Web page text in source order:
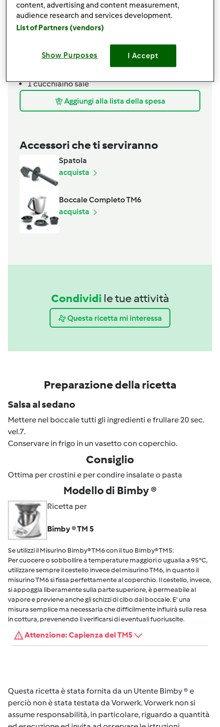
Salsa al sedano
50grammifoglie di sedano
grammisucco di limone
1cucchiainosale
Aggiungi alla lista della spesa
Accessori che ti serviranno
Spatola
acquista
Boccale Completo TM6
acquista
Condividi le tue attività
Questa ricetta mi interessa
Preparazione della ricetta
Salsa al sedano
Mettere nel boccale tutti gli ingredienti e frullare 20 sec.
vel.7.
Conservare in frigo in un vasetto con coperchio.
Consiglio
Ottima per crostini e per condire insalate o pasta
Modello di Bimby ®
Ricetta per
Bimby ® TM 5
Se utilizzi il Misurino Bimby® TM6 con il tuo Bimby® TM5:
Per cuocere o sobbollire a temperature maggiori o ugualia a 95°C,
utilizzare sempre il cestello invece del misurino TM6, in quanto il
misurino TM6 si fissa perfettamente al coperchio. Il cestello, invece,
si appoggia liberamente sulla parte superiore, è permeabile al
vapore e previene anche gli schizzi di cibo dal boccale. E' una
misura semplice ma necessaria che difficilmente influirà sulla resa
in cottura, prevenendo il verificarsi di eventuali fuoriuscite.
Attenzione: Capienza del TM5
Questa ricetta è stata fornita da un Utente Bimby ® e
perciò non è stata testata da Vorwerk. Vorwerk non si
assume responsabilità, in particolare, riguardo a quantità
content, advertising and content measurement,
audience research and services development.
List of Partners (vendors)
Show Purposes I Accept